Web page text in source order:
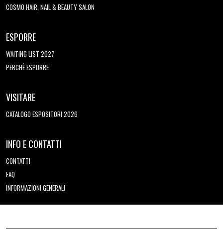
COSMO HAIR, NAIL & BEAUTY SALON
ESPORRE
WAITING LIST 2027
PERCHÈ ESPORRE
VISITARE
CATALOGO ESPOSITORI 2026
INFO E CONTATTI
CONTATTI
FAQ
INFORMAZIONI GENERALI